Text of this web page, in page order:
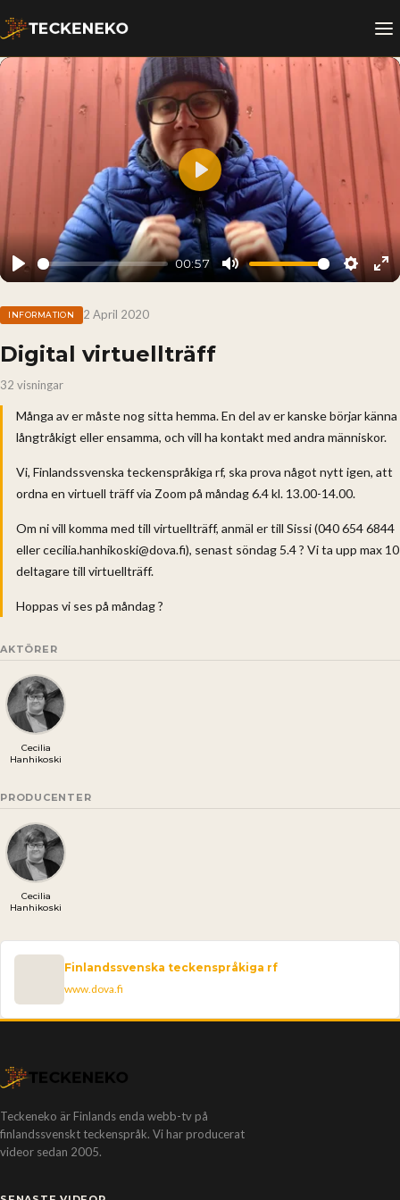
Play
00:57
Mute
Play
INFORMATION 2 April 2020
Digital virtuellträff
32 visningar
Många av er måste nog sitta hemma. En del av er kanske börjar känna
långtråkigt eller ensamma, och vill ha kontakt med andra människor.
Vi, Finlandssvenska teckenspråkiga rf, ska prova något nytt igen, att
ordna en virtuell träff via Zoom på måndag 6.4 kl. 13.00-14.00.
Om ni vill komma med till virtuellträff, anmäl er till Sissi (040 654 6844
eller cecilia.hanhikoski@dova.fi), senast söndag 5.4 ? Vi ta upp max 10
deltagare till virtuellträff.
Hoppas vi ses på måndag ?
AKTÖRER
Cecilia
Hanhikoski
PRODUCENTER
Cecilia
Hanhikoski
Finlandssvenska teckenspråkiga rf
www.dova.fi
Teckeneko är Finlands enda webb-tv på
finlandssvenskt teckenspråk. Vi har producerat
videor sedan 2005.